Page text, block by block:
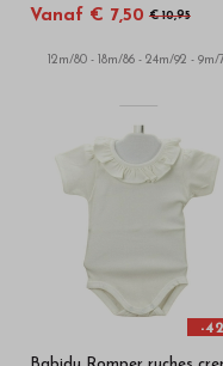
Vanaf € 7,50 € 10,95
12m/80 - 18m/86 - 24m/92 - 9m/
-